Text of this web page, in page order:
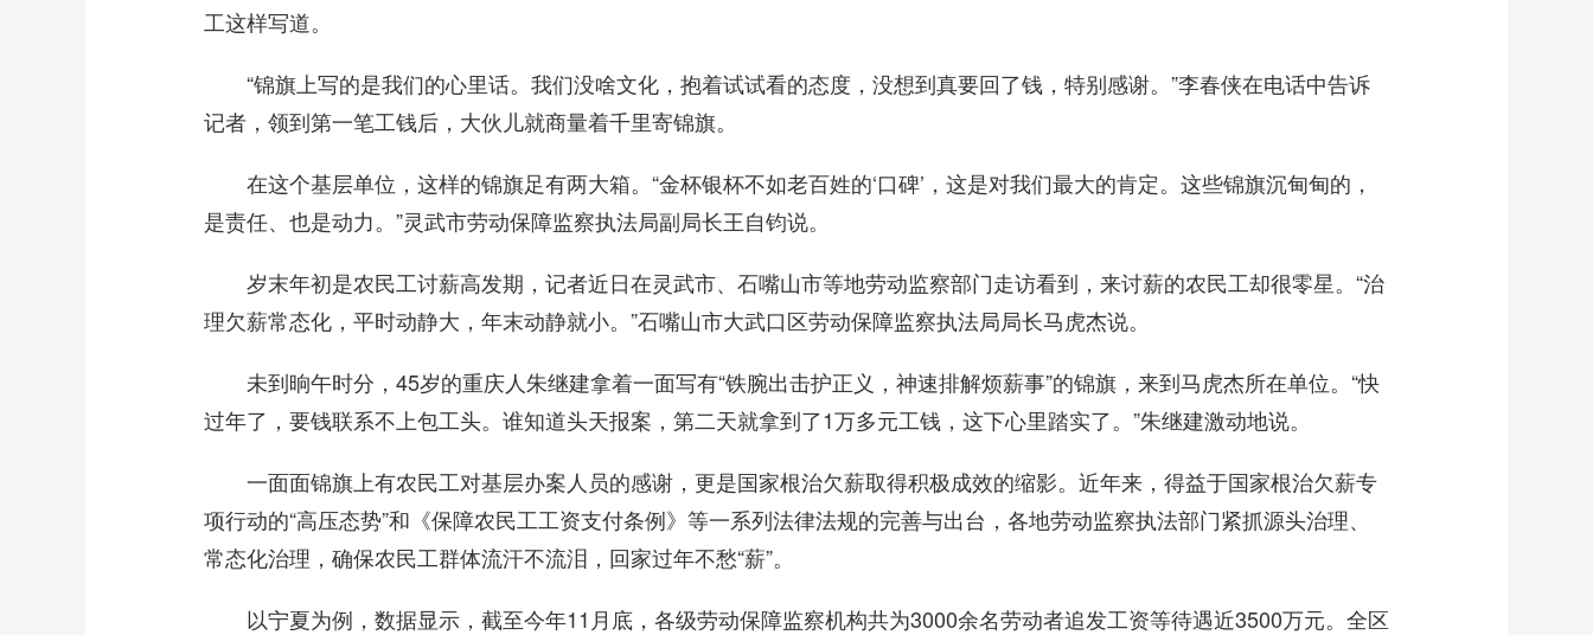
工这样写道。
“锦旗上写的是我们的心里话。我们没啥文化，抱着试试看的态度，没想到真要回了钱，特别感谢。”李春侠在电话中告诉
记者，领到第一笔工钱后，大伙儿就商量着千里寄锦旗。
在这个基层单位，这样的锦旗足有两大箱。“金杯银杯不如老百姓的‘口碑’，这是对我们最大的肯定。这些锦旗沉甸甸的，
是责任、也是动力。”灵武市劳动保障监察执法局副局长王自钧说。
岁末年初是农民工讨薪高发期，记者近日在灵武市、石嘴山市等地劳动监察部门走访看到，来讨薪的农民工却很零星。“治
理欠薪常态化，平时动静大，年末动静就小。”石嘴山市大武口区劳动保障监察执法局局长马虎杰说。
未到晌午时分，45岁的重庆人朱继建拿着一面写有“铁腕出击护正义，神速排解烦薪事”的锦旗，来到马虎杰所在单位。“快
过年了，要钱联系不上包工头。谁知道头天报案，第二天就拿到了1万多元工钱，这下心里踏实了。”朱继建激动地说。
一面面锦旗上有农民工对基层办案人员的感谢，更是国家根治欠薪取得积极成效的缩影。近年来，得益于国家根治欠薪专
项行动的“高压态势”和《保障农民工工资支付条例》等一系列法律法规的完善与出台，各地劳动监察执法部门紧抓源头治理、
常态化治理，确保农民工群体流汗不流泪，回家过年不愁“薪”。
以宁夏为例，数据显示，截至今年11月底，各级劳动保障监察机构共为3000余名劳动者追发工资等待遇近3500万元。全区